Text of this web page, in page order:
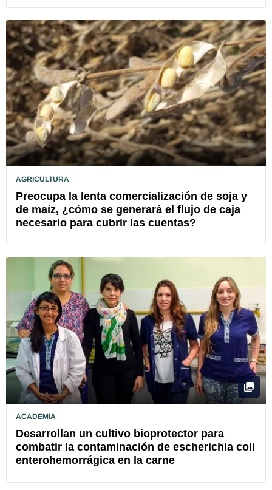
AGRICULTURA
Preocupa la lenta comercialización de soja y
de maíz, ¿cómo se generará el flujo de caja
necesario para cubrir las cuentas?
ACADEMIA
Desarrollan un cultivo bioprotector para
combatir la contaminación de escherichia coli
enterohemorrágica en la carne